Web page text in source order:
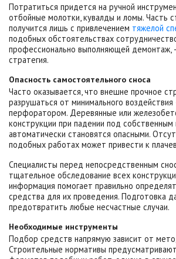
Потратиться придется на ручной
отбойные молотки, кувалды и ломы. Часть
получится лишь с привлечением тяжелой
подобных обстоятельствах
профессионально выполняющей демонтаж,
стратегия.
Опасность самостоятельного сноса
Часто оказывается, что внешне прочное
разрушаться от минимального
перфоратором. Деревянные или
конструкции при падении под собственным
автоматически становятся опасными.
подобных работах может привести к
Специалисты перед непосредственным
тщательное обследование всех
информация помогает правильно
средства для их проведения. Подготовка
предотвратить любые несчастные случаи.
Необходимые инструменты
Подбор средств напрямую зависит от
Строительные нормативы